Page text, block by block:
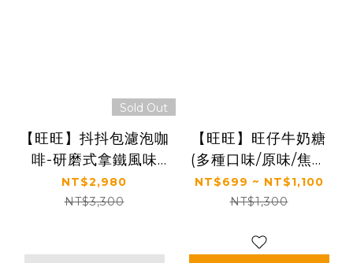
Sold Out
【旺旺】抖抖包濾泡咖
啡-研磨式拿鐵風味
100g(20g*5包)*30
袋，共150包
NT$2,980
NT$3,300
【旺旺】旺仔牛奶糖
(多種口味/原味/焦糖
奶油/海鹽焦糖奶霜/紅
棗/特濃奶香)
NT$699 ~ NT$1,100
NT$1,300